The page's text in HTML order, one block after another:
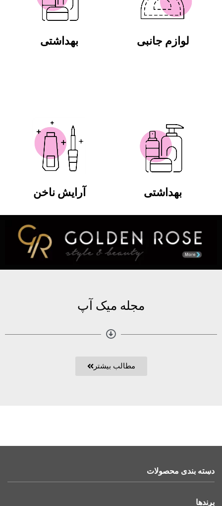
لوازم جانبی بهداشتی
بهداشتی آرایش ناخن
مجله میک آپ
مطالب بیشتر
دسته بندی محصولات
برندها